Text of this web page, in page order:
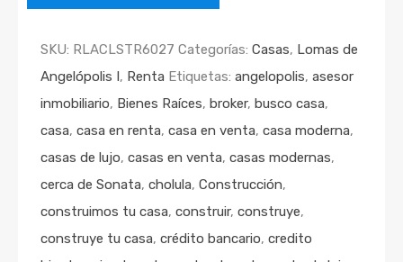
SKU: RLACLSTR6027 Categorías: Casas, Lomas de
Angelópolis I , Renta Etiquetas: angelopolis, asesor
inmobiliario, Bienes Raíces, broker, busco casa,
casa, casa en renta, casa en venta, casa moderna,
casas de lujo, casas en venta, casas modernas,
cerca de Sonata, cholula, Construcción,
construimos tu casa, construir, construye,
construye tu casa, crédito bancario, credito